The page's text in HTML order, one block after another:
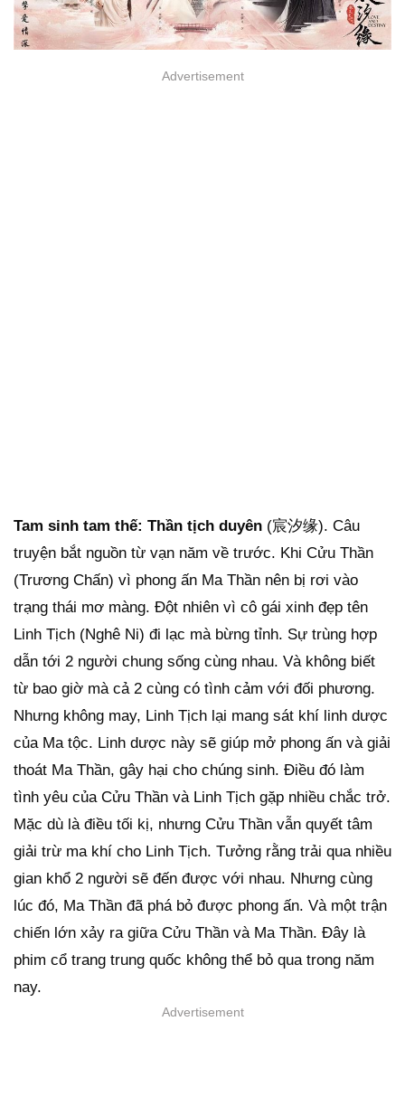
Advertisement
Tam sinh tam thế: Thần tịch duyên (宸汐缘). Câu
truyện bắt nguồn từ vạn năm về trước. Khi Cửu Thần
(Trương Chấn) vì phong ấn Ma Thần nên bị rơi vào
trạng thái mơ màng. Đột nhiên vì cô gái xinh đẹp tên
Linh Tịch (Nghê Ni) đi lạc mà bừng tỉnh. Sự trùng hợp
dẫn tới 2 người chung sống cùng nhau. Và không biết
từ bao giờ mà cả 2 cùng có tình cảm với đối phương.
Nhưng không may, Linh Tịch lại mang sát khí linh dược
của Ma tộc. Linh dược này sẽ giúp mở phong ấn và giải
thoát Ma Thần, gây hại cho chúng sinh. Điều đó làm
tình yêu của Cửu Thần và Linh Tịch gặp nhiều chắc trở.
Mặc dù là điều tối kị, nhưng Cửu Thần vẫn quyết tâm
giải trừ ma khí cho Linh Tịch. Tưởng rằng trải qua nhiều
gian khổ 2 người sẽ đến được với nhau. Nhưng cùng
lúc đó, Ma Thần đã phá bỏ được phong ấn. Và một trận
chiến lớn xảy ra giữa Cửu Thần và Ma Thần. Đây là
phim cổ trang trung quốc không thể bỏ qua trong năm
nay.
Advertisement